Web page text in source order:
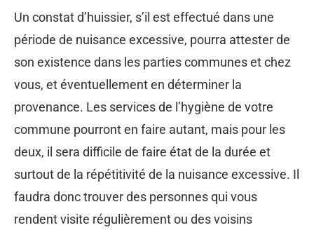
Un constat d’huissier, s’il est effectué dans une
période de nuisance excessive, pourra attester de
son existence dans les parties communes et chez
vous, et éventuellement en déterminer la
provenance. Les services de l’hygiène de votre
commune pourront en faire autant, mais pour les
deux, il sera difficile de faire état de la durée et
surtout de la répétitivité de la nuisance excessive. Il
faudra donc trouver des personnes qui vous
rendent visite régulièrement ou des voisins